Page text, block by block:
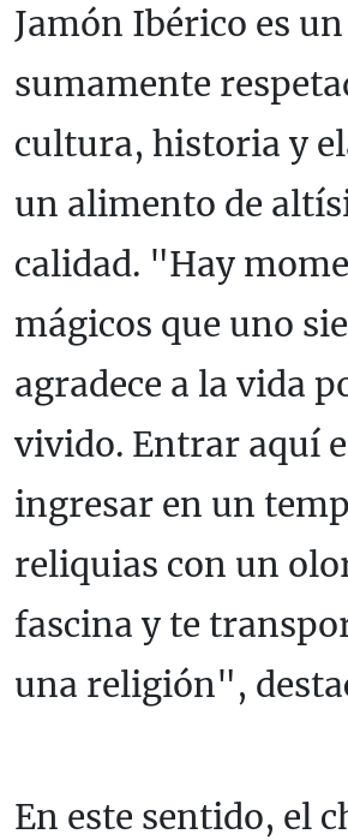
Jamón Ibérico es
sumamente
cultura, historia y
un alimento de
calidad. "Hay
mágicos que uno
agradece a la vida
vivido. Entrar aquí
ingresar en un
reliquias con un
fascina y te
una religión",
En este sentido, el